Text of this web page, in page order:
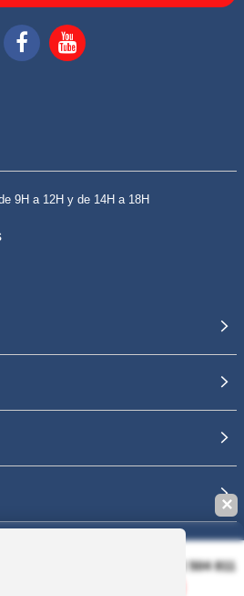
9H a 12H y de 14H a 18H
SAS - R.C.S. DOLE 504 811
✕